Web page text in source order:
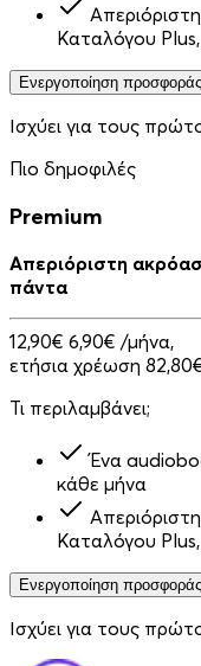
Καταλόγου
Ενεργοποίηση προσφοράς
Ισχύει για τους
Πιο δημοφιλές
Premium
Απεριόριστη
πάντα
12,90€ 6,90€ /μήνα,
ετήσια χρέωση
Τι περιλαμβάνει;
Ένα
κάθε μήνα
Καταλόγου
Ενεργοποίηση προσφοράς
Ισχύει για τους